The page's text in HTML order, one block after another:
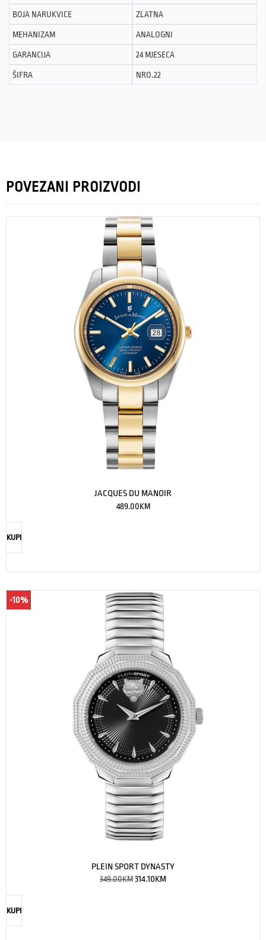
BOJA NARUKVICE ZLATNA
MEHANIZAM ANALOGNI
GARANCIJA 24 MJESECA
ŠIFRA NRO.22
POVEZANI PROIZVODI
JACQUES DU MANOIR
489.00KM
KUPI
-10%
PLEIN SPORT DYNASTY
349.00KM314.10KM
KUPI